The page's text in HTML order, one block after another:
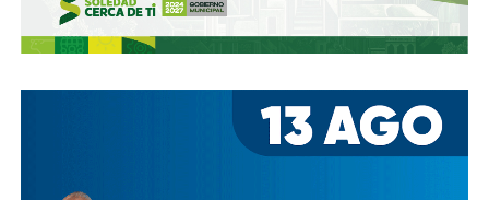
lo que se podría decir que ésta fue heredada, y acabó
dejando el control de la presa en las manos de cuatro de
al menos tres intentos de rescindir o
modificar el contrato se han hecho sin haber
Agua abrió un expediente que no avanzó pese a 350 mil